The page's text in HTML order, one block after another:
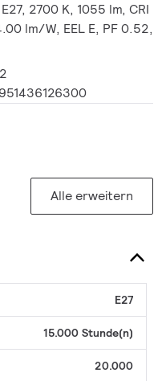
2700 K, 1055 lm, CRI
lm/W, EEL E, PF 0.52,
Alle erweitern
E27
15.000 Stunde(n)
20.000